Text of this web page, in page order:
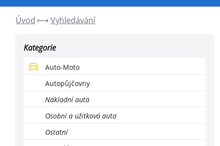
Úvod ⟼ Vyhledávání
Kategorie
Auto-Moto
Autopůjčovny
Nákladní auta
Osobní a užitková auta
Ostatní